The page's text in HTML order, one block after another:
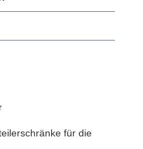
für die